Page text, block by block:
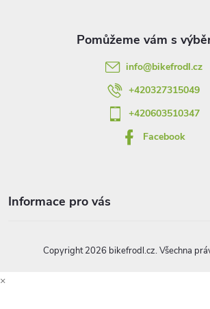
info@bikefrodl.cz
+420327315049
+420603510347
Facebook
Informace pro vás
Copyright 2026 bikefrodl.cz. Všechna
×